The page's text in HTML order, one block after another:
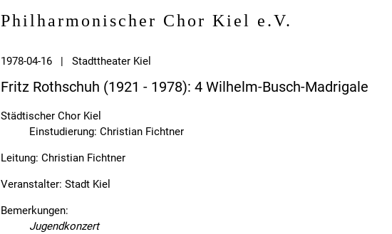
Philharmonischer Chor Kiel e.V.
1978-04-16 | Stadttheater Kiel
Fritz Rothschuh (1921 - 1978): 4 Wilhelm-Busch-Madrigale
Städtischer Chor Kiel
Einstudierung: Christian Fichtner
Leitung: Christian Fichtner
Veranstalter: Stadt Kiel
Bemerkungen:
Jugendkonzert